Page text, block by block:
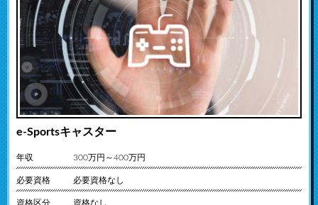
e-Sportsキャスター
年収 300万円～400万円
必要資格 必要資格なし
資格区分 資格なし